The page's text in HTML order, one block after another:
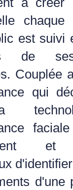
chaque
est suivi
de ses
Couplée
qui
d'une